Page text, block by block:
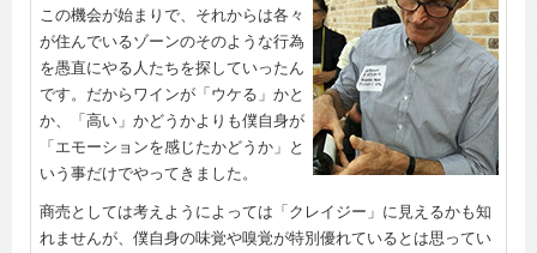
この機会が始まりで、それからは各々
が住んでいるゾーンのそのような行為
を愚直にやる人たちを探していったん
です。だからワインが「ウケる」かと
か、「高い」かどうかよりも僕自身が
「エモーションを感じたかどうか」と
いう事だけでやってきました。
商売としては考えようによっては「クレイジー」に見えるかも知
れませんが、僕自身の味覚や嗅覚が特別優れているとは思ってい